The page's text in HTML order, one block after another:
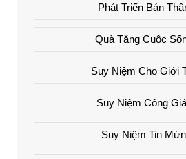
Phát Triển Bản
Quà Tặng Cuộc
Suy Niệm Cho Giới
Suy Niệm Công
Suy Niệm Tin